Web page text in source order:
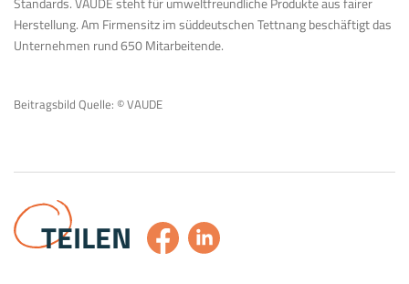
Herstellung. Am Firmensitz im süddeutschen Tettnang beschäftigt das
Unternehmen rund 650 Mitarbeitende.
Beitragsbild Quelle: © VAUDE
TEILEN